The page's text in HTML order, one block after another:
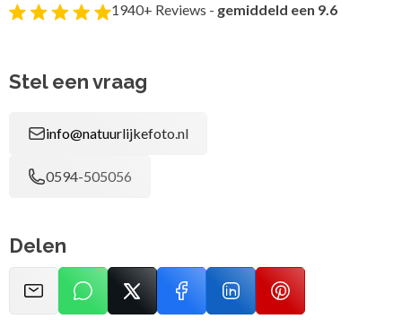
1940+ Reviews - gemiddeld een 9.6
Stel een vraag
info@natuurlijkefoto.nl
0594-505056
Delen